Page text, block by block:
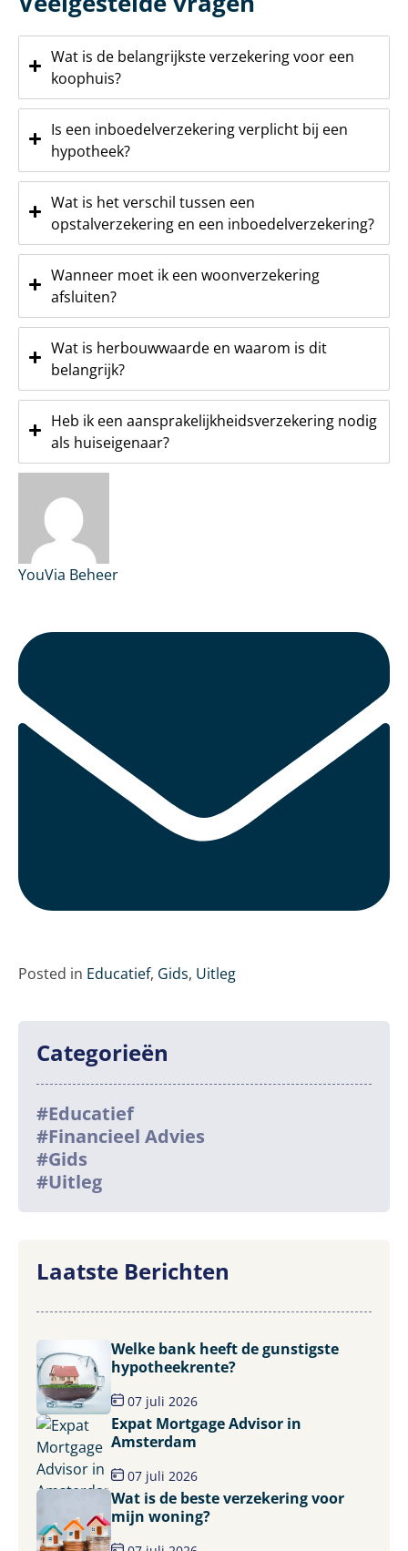
Wat is de belangrijkste verzekering voor een
koophuis?
Is een inboedelverzekering verplicht bij een
hypotheek?
Wat is het verschil tussen een
opstalverzekering en een inboedelverzekering?
Wanneer moet ik een woonverzekering
afsluiten?
Wat is herbouwwaarde en waarom is dit
belangrijk?
Heb ik een aansprakelijkheidsverzekering nodig
als huiseigenaar?
YouVia Beheer
Posted in Educatief, Gids, Uitleg
Categorieën
#Educatief
#Financieel Advies
#Gids
#Uitleg
Laatste Berichten
Welke bank heeft de gunstigste
hypotheekrente?
07 juli 2026
Expat Mortgage Advisor in
Amsterdam
07 juli 2026
Wat is de beste verzekering voor
mijn woning?